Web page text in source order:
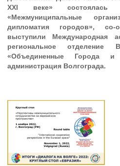
XXI веке» состоялась
«Межмуниципальные
дипломатия городов», со-
выступили Международная
региональное отделение
«Объединенные Города
администрация Волгограда.